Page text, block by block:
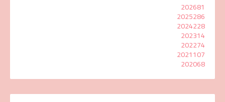
202681
2025286
2024228
202314
202274
2021107
202068